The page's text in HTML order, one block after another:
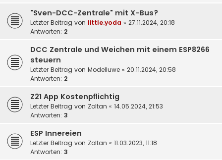
"Sven-DCC-Zentrale" mit X-Bus?
Letzter Beitrag von little.yoda « 27.11.2024, 20:18
Antworten: 2
DCC Zentrale und Weichen mit einem ESP8266
steuern
Letzter Beitrag von Modelluwe « 20.11.2024, 20:58
Antworten: 2
Z21 App Kostenpflichtig
Letzter Beitrag von Zoltan « 14.05.2024, 21:53
Antworten: 3
ESP Innereien
Letzter Beitrag von Zoltan « 11.03.2023, 11:18
Antworten: 3